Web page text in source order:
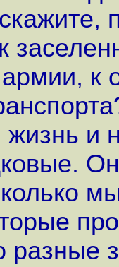
армии,
жизнь и